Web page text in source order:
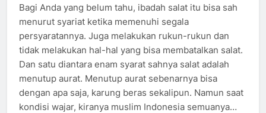
Bagi Anda yang belum tahu, ibadah salat itu bisa sah
menurut syariat ketika memenuhi segala
persyaratannya. Juga melakukan rukun-rukun dan
tidak melakukan hal-hal yang bisa membatalkan salat.
Dan satu diantara enam syarat sahnya salat adalah
menutup aurat. Menutup aurat sebenarnya bisa
dengan apa saja, karung beras sekalipun. Namun saat
kondisi wajar, kiranya muslim Indonesia semuanya…